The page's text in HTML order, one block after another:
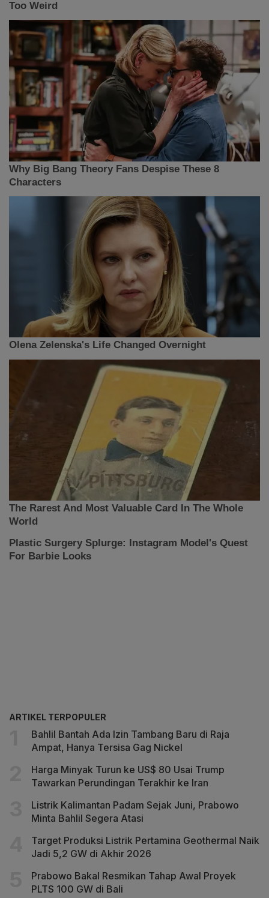
ARTIKEL TERPOPULER
Bahlil Bantah Ada Izin Tambang Baru di Raja
Ampat, Hanya Tersisa Gag Nickel
Harga Minyak Turun ke US$ 80 Usai Trump
Tawarkan Perundingan Terakhir ke Iran
Listrik Kalimantan Padam Sejak Juni, Prabowo
Minta Bahlil Segera Atasi
Target Produksi Listrik Pertamina Geothermal Naik
Jadi 5,2 GW di Akhir 2026
Prabowo Bakal Resmikan Tahap Awal Proyek
PLTS 100 GW di Bali